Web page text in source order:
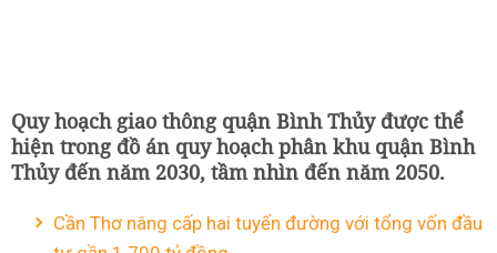
Quy hoạch giao thông quận Bình Thủy được thể
hiện trong đồ án quy hoạch phân khu quận Bình
Thủy đến năm 2030, tầm nhìn đến năm 2050.
Cần Thơ nâng cấp hai tuyến đường với tổng vốn đầu